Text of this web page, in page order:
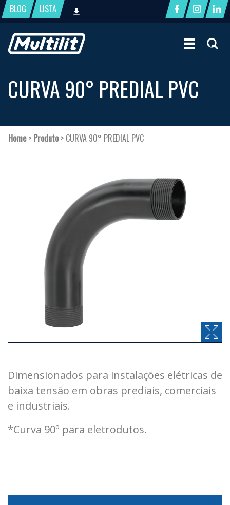
BLOG LISTA
CURVA 90° PREDIAL PVC
Home> Produto> CURVA 90° PREDIAL PVC
Dimensionados para instalações elétricas de
baixa tensão em obras prediais, comerciais
e industriais.
*Curva 90º para eletrodutos.